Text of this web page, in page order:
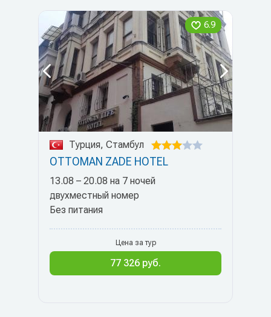
6.9
Турция, Стамбул
OTTOMAN ZADE HOTEL
13.08 – 20.08 на 7 ночей
двухместный номер
Без питания
Цена за тур
77 326 руб.